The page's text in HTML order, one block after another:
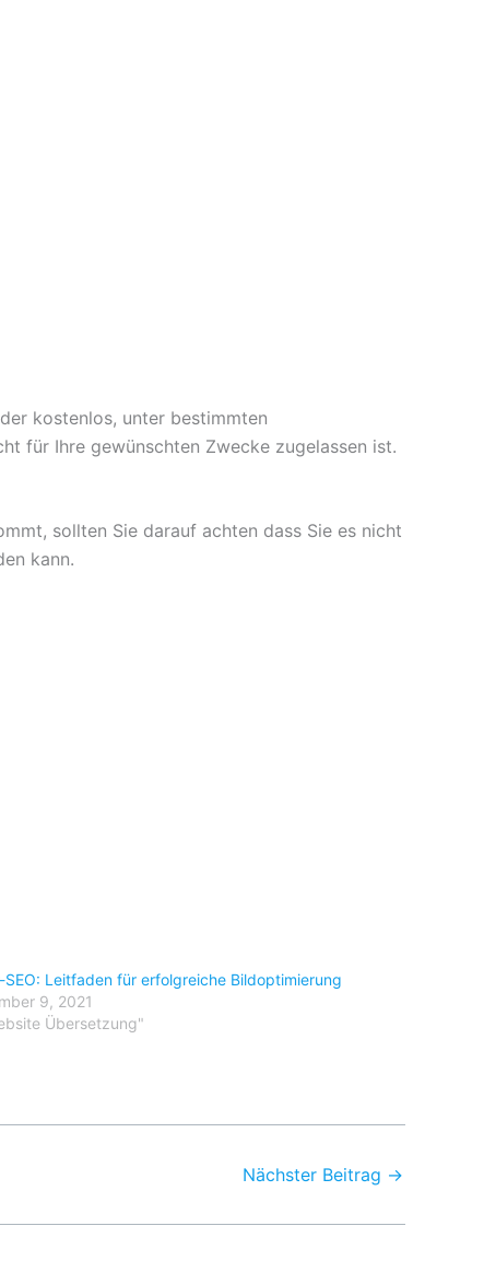
kostenlos, unter bestimmten
für Ihre gewünschten Zwecke zugelassen ist.
sollten Sie darauf achten dass Sie es nicht
kann.
SEO: Leitfaden für erfolgreiche Bildoptimierung
9, 2021
Übersetzung"
Nächster Beitrag →